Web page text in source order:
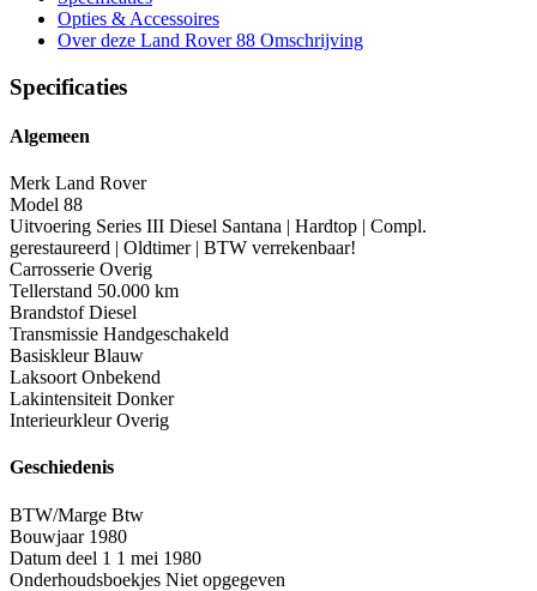
Opties & Accessoires
Over deze Land Rover 88 Omschrijving
Specificaties
Algemeen
Merk Land Rover
Model 88
Uitvoering Series III Diesel Santana | Hardtop | Compl.
gerestaureerd | Oldtimer | BTW verrekenbaar!
Carrosserie Overig
Tellerstand 50.000 km
Brandstof Diesel
Transmissie Handgeschakeld
Basiskleur Blauw
Laksoort Onbekend
Lakintensiteit Donker
Interieurkleur Overig
Geschiedenis
BTW/Marge Btw
Bouwjaar 1980
Datum deel 1 1 mei 1980
Onderhoudsboekjes Niet opgegeven